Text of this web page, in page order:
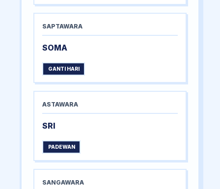
SAPTAWARA
SOMA
GANTI HARI
ASTAWARA
SRI
PADEWAN
SANGAWARA